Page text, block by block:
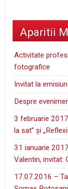
Aparitii
Activitate
fotografice
Invitat la
Despre
3 februarie
la sat” şi
31 ianuarie
Valentin, invitat:
17.07.2016 –